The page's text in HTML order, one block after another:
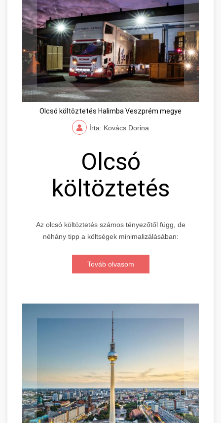
Olcsó költöztetés Halimba Veszprém megye
Írta: Kovács Dorina
Olcsó
költöztetés
Az olcsó költöztetés számos tényezőtől függ, de
néhány tipp a költségek minimalizálásában:
Továb olvasom